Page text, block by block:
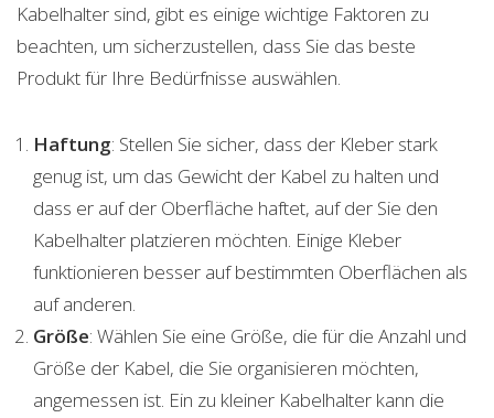
Kabelhalter sind, gibt es einige wichtige Faktoren zu
beachten, um sicherzustellen, dass Sie das beste
Produkt für Ihre Bedürfnisse auswählen.
Haftung: Stellen Sie sicher, dass der Kleber stark
genug ist, um das Gewicht der Kabel zu halten und
dass er auf der Oberfläche haftet, auf der Sie den
Kabelhalter platzieren möchten. Einige Kleber
funktionieren besser auf bestimmten Oberflächen als
auf anderen.
Größe: Wählen Sie eine Größe, die für die Anzahl und
Größe der Kabel, die Sie organisieren möchten,
angemessen ist. Ein zu kleiner Kabelhalter kann die